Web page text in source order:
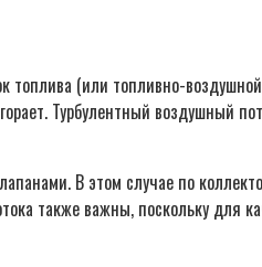
топлива (или топливно-
Турбулентный воздушный
В этом случае по
также важны, поскольку для